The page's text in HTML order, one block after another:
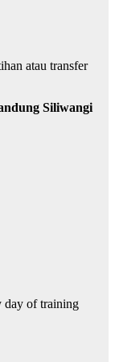
atau transfer
Siliwangi
day of training